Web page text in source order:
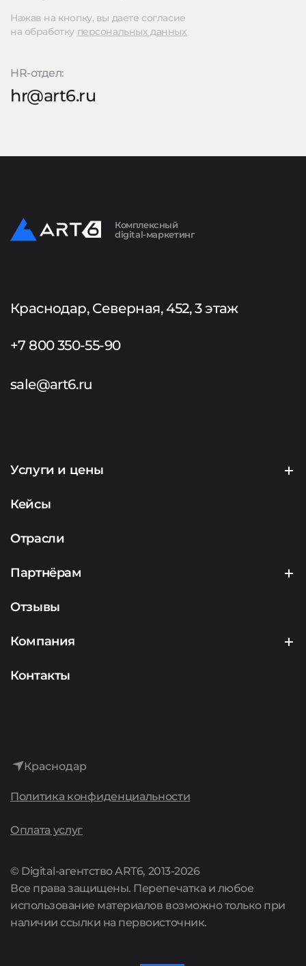
Нажав на кнопку, вы даете согласие
на обработку персональных данных
HR-отдел:
hr@art6.ru
Комплексный
digital-маркетинг
Краснодар, Северная, 452, 3 этаж
+7 800 350-55-90
sale@art6.ru
Краснодар
Политика конфиденциальности
Оплата услуг
© Digital-агентство ART6, 2013-2026
Все права защищены. Перепечатка и любое
использование материалов возможно только при
наличии ссылки на первоисточник.
Услуги и цены
Создание сайтов
Продвижение сайтов
Контекстная реклама
Маркетинг
Аналитика
Аудит
Аренда сайтов
Поддержка сайтов
Комплексные предложения
Акции
Цены
Полный список услуг
Компания
О компании
Культура
Карьера
Партнёрам
Партнерская программа
Подрядчикам
Представителям сервисов
Кейсы
Отрасли
Контакты
Отзывы